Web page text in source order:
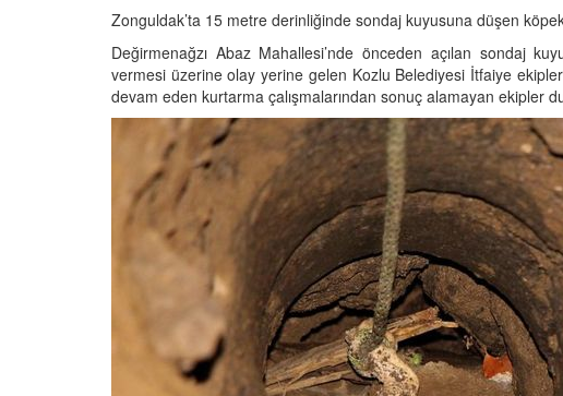
Zonguldak’ta 15 metre derinliğinde sondaj kuyusuna düşen
Değirmenağzı Abaz Mahallesi’nde önceden açılan sondaj
vermesi üzerine olay yerine gelen Kozlu Belediyesi İtfaiye
devam eden kurtarma çalışmalarından sonuç alamayan ekipler
Neler
Niyetli İnsanları
Köpeklerden İnsanlara
Geçebilen Parazitler: Kapsamlı
Rehber ve Korunma
23.10.2025
Çiftlik Kültürü: “Çoban
Köpeklerinin Sürülerdeki
Vazgeçilmez Rolü”
22.10.2025
Tarihte Askeri Köpekler ve
Görevleri: Savaş
Dört Ayaklı Kahramanları
19.10.2025